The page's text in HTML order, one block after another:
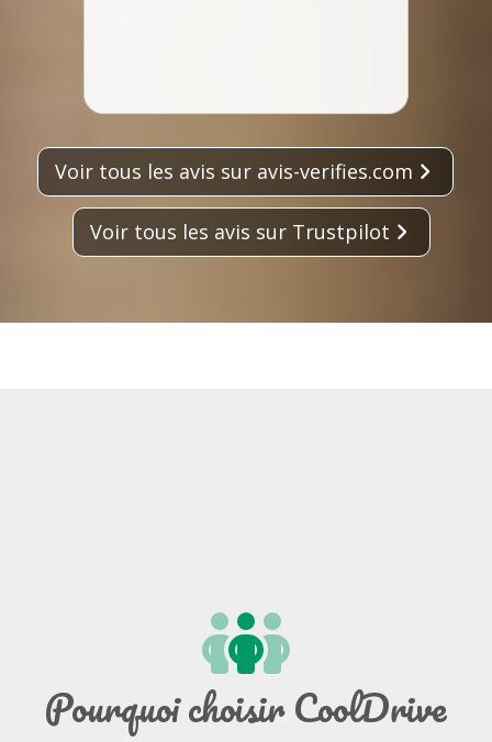
Voir tous les avis sur avis-verifies.com
Voir tous les avis sur Trustpilot
Pourquoi choisir CoolDrive